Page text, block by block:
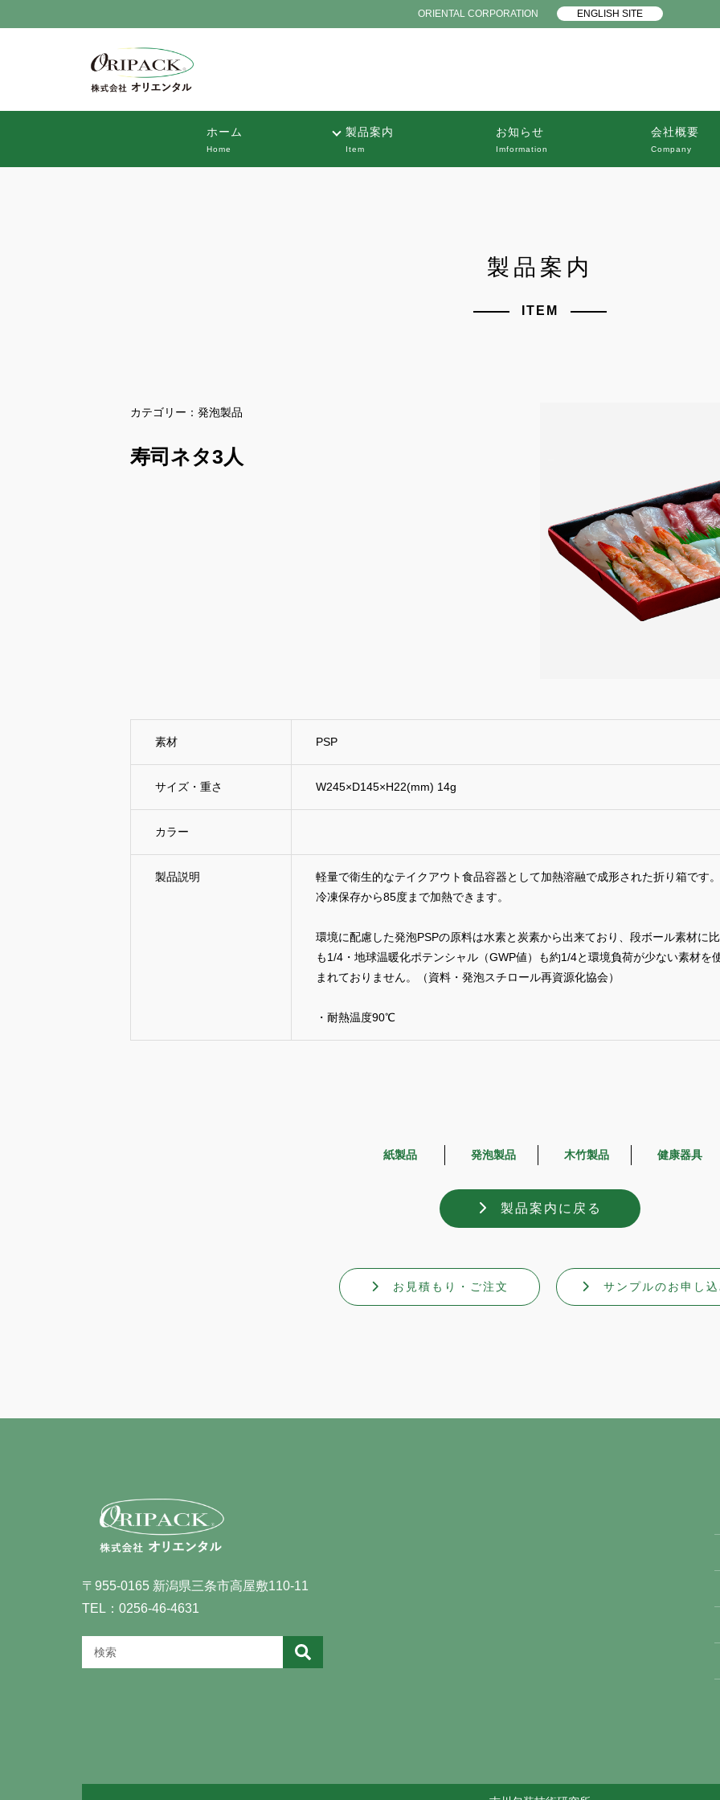
ORIENTAL CORPORATION ENGLISH SITE
ホーム
Home
製品案内
Item
お知らせ
Imformation
会社概要
Company
製品案内
ITEM
カテゴリー： 発泡製品
寿司ネタ3人
素材 PSP
サイズ・重さ W245×D145×H22(mm) 14g
カラー
製品説明
軽量で衛生的なテイクアウト食品容器として加熱溶融で成形された折り箱です。
冷凍保存から85度まで加熱できます。
環境に配慮した発泡PSPの原料は水素と炭素から出来ており、段ボール素材に
も1/4・地球温暖化ポテンシャル（GWP値）も約1/4と環境負荷が少ない素材を
まれておりません。（資料・発泡スチロール再資源化協会）
・耐熱温度90℃
紙製品 発泡製品 木竹製品 健康器具
製品案内に戻る
お見積もり・ご注文 サンプルのお申し
〒955-0165 新潟県三条市高屋敷110-11
TEL：0256-46-4631